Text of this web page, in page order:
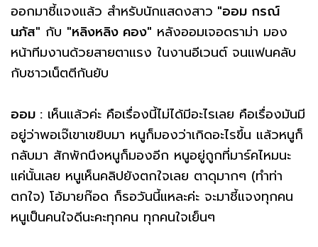
ออกมาชี้แจงแล้ว สำหรับนักแสดงสาว "ออม กรณ์
นภัส" กับ "หลิงหลิง คอง" หลังออมเจอดราม่า มอง
หน้าทีมงานด้วยสายตาแรง ในงานอีเวนต์ จนแฟนคลับ
กับชาวเน็ตตีกันยับ
ออม : เห็นแล้วค่ะ คือเรื่องนี้ไม่ได้มีอะไรเลย คือเรื่องมันมี
อยู่ว่าพอเจ๊เขาเขยิบมา หนูก็มองว่าเกิดอะไรขึ้น แล้วหนูก็
กลับมา สักพักนึงหนูก็มองอีก หนูอยู่ถูกที่มาร์คไหมนะ
แค่นั้นเลย หนูเห็นคลิปยังตกใจเลย ตาดุมากๆ (ทำท่า
ตกใจ) โอ้มายก๊อด ก็รอวันนี้แหละค่ะ จะมาชี้แจงทุกคน
หนูเป็นคนใจดีนะคะทุกคน ทุกคนใจเย็นๆ